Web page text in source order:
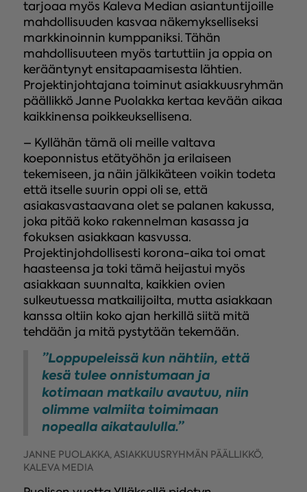
tarjoaa myös Kaleva Median asiantuntijoille
mahdollisuuden kasvaa näkemykselliseksi
markkinoinnin kumppaniksi. Tähän
mahdollisuuteen myös tartuttiin ja oppia on
kerääntynyt ensitapaamisesta lähtien.
Projektinjohtajana toiminut asiakkuusryhmän
päällikkö Janne Puolakka kertaa kevään aikaa
kaikkinensa poikkeuksellisena.
– Kyllähän tämä oli meille valtava
koeponnistus etätyöhön ja erilaiseen
tekemiseen, ja näin jälkikäteen voikin todeta
että itselle suurin oppi oli se, että
asiakasvastaavana olet se palanen kakussa,
joka pitää koko rakennelman kasassa ja
fokuksen asiakkaan kasvussa.
Projektinjohdollisesti korona-aika toi omat
haasteensa ja toki tämä heijastui myös
asiakkaan suunnalta, kaikkien ovien
sulkeutuessa matkailijoilta, mutta asiakkaan
kanssa oltiin koko ajan herkillä siitä mitä
tehdään ja mitä pystytään tekemään.
”Loppupeleissä kun nähtiin, että
kesä tulee onnistumaan ja
kotimaan matkailu avautuu, niin
olimme valmiita toimimaan
nopealla aikataululla.”
JANNE PUOLAKKA, ASIAKKUUSRYHMÄN PÄÄLLIKKÖ,
KALEVA MEDIA